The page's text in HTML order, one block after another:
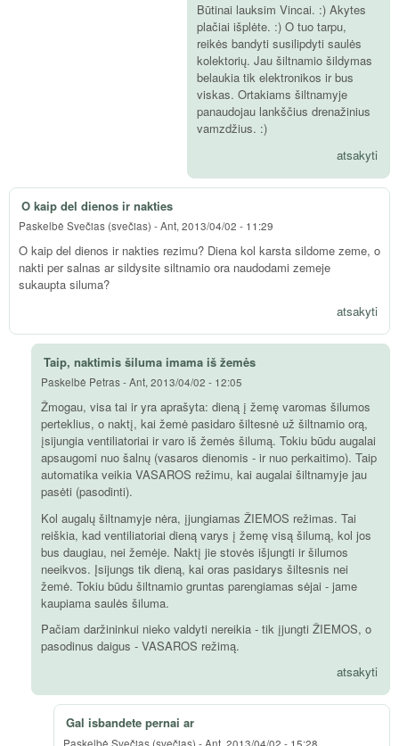
Būtinai lauksim Vincai. :) Akytes
plačiai išplėte. :) O tuo tarpu,
reikės bandyti susilipdyti saulės
kolektorių. Jau šiltnamio šildymas
belaukia tik elektronikos ir bus
viskas. Ortakiams šiltnamyje
panaudojau lankščius drenažinius
vamzdžius. :)
atsakyti
O kaip del dienos ir nakties
Paskelbė Svečias (svečias) -Ant, 2013/04/02 - 11:29
O kaip del dienos ir nakties rezimu? Diena kol karsta sildome zeme, o
nakti per salnas ar sildysite siltnamio ora naudodami zemeje
sukaupta siluma?
atsakyti
Taip, naktimis šiluma imama iš žemės
Paskelbė Petras-Ant, 2013/04/02 - 12:05
Žmogau, visa tai ir yra aprašyta: dieną į žemę varomas šilumos
perteklius, o naktį, kai žemė pasidaro šiltesnė už šiltnamio orą,
įsijungia ventiliatoriai ir varo iš žemės šilumą. Tokiu būdu augalai
apsaugomi nuo šalnų (vasaros dienomis - ir nuo perkaitimo). Taip
automatika veikia VASAROS režimu, kai augalai šiltnamyje jau
pasėti (pasodinti).
Kol augalų šiltnamyje nėra, įjungiamas ŽIEMOS režimas. Tai
reiškia, kad ventiliatoriai dieną varys į žemę visą šilumą, kol jos
bus daugiau, nei žemėje. Naktį jie stovės išjungti ir šilumos
neeikvos. Įsijungs tik dieną, kai oras pasidarys šiltesnis nei
žemė. Tokiu būdu šiltnamio gruntas parengiamas sėjai - jame
kaupiama saulės šiluma.
Pačiam daržininkui nieko valdyti nereikia - tik įjungti ŽIEMOS, o
pasodinus daigus - VASAROS režimą.
atsakyti
Gal isbandete pernai ar
Paskelbė Svečias (svečias) -Ant, 2013/04/02 - 15:28